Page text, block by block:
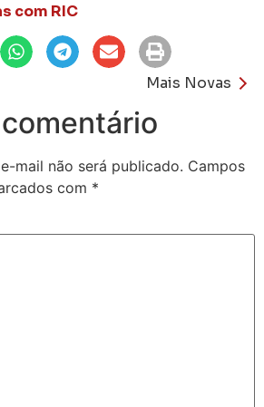
com RIC
Mais Novas
mail não será publicado. Campos
com *